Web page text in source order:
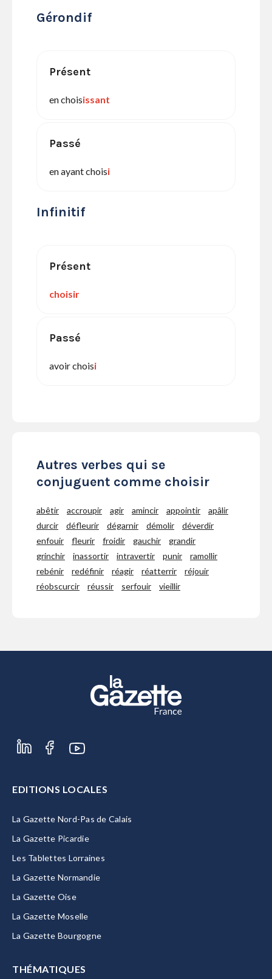
Gérondif
Présent
en choisissant
Passé
en ayant choisi
Infinitif
Présent
choisir
Passé
avoir choisi
Autres verbes qui se
conjuguent comme choisir
abêtir accroupir agir amincir appointir
apâlir
durcir
défleurir dégarnir démolir
déverdir
enfouir
fleurir froidir gauchir
grandir
grinchir
inassortir intravertir punir
ramollir
rebénir
redéfinir réagir réatterrir
réjouir
réobscurcir
réussir serfouir vieillir
EDITIONS LOCALES
La Gazette Nord-Pas de Calais
La Gazette Picardie
Les Tablettes Lorraines
La Gazette Normandie
La Gazette Oise
La Gazette Moselle
La Gazette Bourgogne
THÉMATIQUES